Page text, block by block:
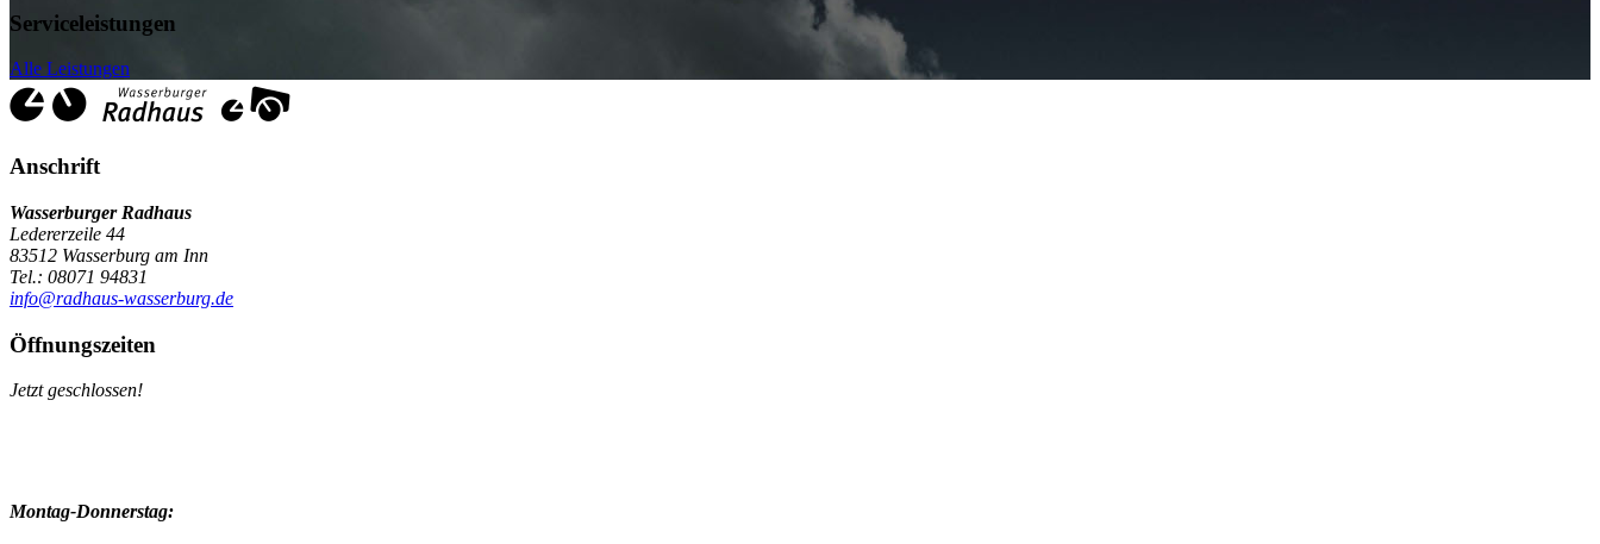
Serviceleistungen
Alle Leistungen
Anschrift
Wasserburger Radhaus
Ledererzeile 44
83512 Wasserburg am Inn
Tel.: 08071 94831
info@radhaus-wasserburg.de
Öffnungszeiten
Jetzt geschlossen!
Montag-Donnerstag: